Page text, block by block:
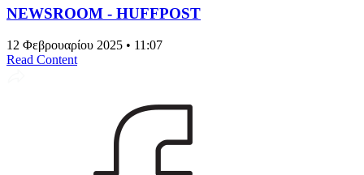
NEWSROOM - HUFFPOST
12 Φεβρουαρίου 2025 • 11:07
Read Content